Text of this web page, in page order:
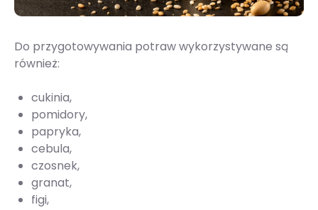
Do przygotowywania potraw wykorzystywane są
również:
cukinia,
pomidory,
papryka,
cebula,
czosnek,
granat,
figi,